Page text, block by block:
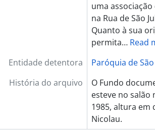
uma
na Rua de São
Quanto à sua
permita… Read
Entidade detentora
Paróquia de
História do arquivo
O Fundo
esteve no salão
1985, altura em
Nicolau.